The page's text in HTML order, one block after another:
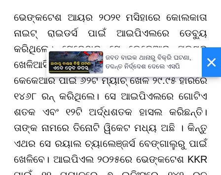
ଭେଙ୍କଟେଶ ଆୟର ୨୦୨୧ ମସିହାରେ କୋଲକାତା
ନାଇଟ୍ ରାଇଡର୍ସ ପାଇଁ ଆଇପିଏଲରେ ଡେବ୍ୟୁ
କରିଥିଲେ। ସେବେଠାରୁ ସେ କେକେଆର ପକ୍ଷରୁ
ଖେଳିଆସିଛନ୍ତି । ୨୦୨୧ ରୁ ୨୦୨୫ ପର୍ଯ୍ୟନ୍ତ, ସେ
କେକେଆର ପାଇଁ ୬୨ଟି ମ୍ୟାଚ୍ ଖେଳି ୨୯.୯୫ ହାରରେ
୧୪୬୮ ରନ୍ କରିଥିଲେ। ସେ ଆଇପିଏଲରେ ଗୋଟିଏ
ଶତକ ଏବଂ ୧୨ଟି ଅର୍ଦ୍ଧଶତକ ହାସଲ କରିଛନ୍ତି।
ତାଙ୍କ ନାମରେ ତିନୋଟି ୱିକେଟ ମଧ୍ୟ ଅଛି । କିନ୍ତୁ
ଏଥର ସେ ରୟାଲ ଚ୍ୟାଲେଞ୍ଜର୍ସ ବେଙ୍ଗାଲୁରୁ ପାଇଁ
ଖେଳିବେ। ଆଇପିଏଲ ୨୦୨୫ରେ ଭେଙ୍କଟେଶ KKR
×
ଜବତ ବାଇକ ଥାନାରୁ ବିକ୍ରି ଘଟଣା,
ତଦନ୍ତ ନିର୍ଦ୍ଦେଶ ଦେଲେ ଏସପି